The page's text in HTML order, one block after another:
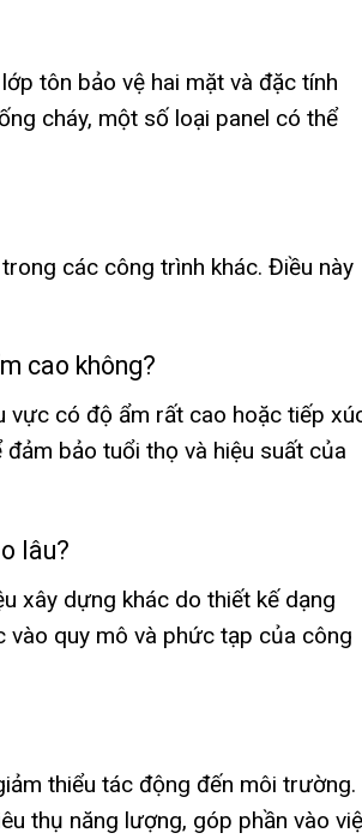
tôn bảo vệ hai mặt và đặc tính
cháy, một số loại panel có thể
các công trình khác. Điều này
cao không?
vực có độ ẩm rất cao hoặc tiếp
bảo tuổi thọ và hiệu suất của
lâu?
xây dựng khác do thiết kế dạng
vào quy mô và phức tạp của công
thiểu tác động đến môi trường.
thụ năng lượng, góp phần vào